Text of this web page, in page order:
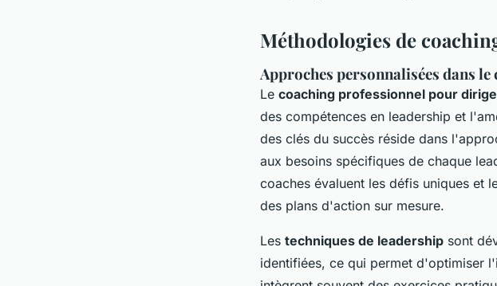
Méthodologies de
Approches personnalisées dans le
Le coaching professionnel pour
des compétences en leadership et
des clés du succès réside dans
aux besoins spécifiques de chaque
coaches évaluent les défis uniques et
des plans d'action sur mesure.
Les techniques de leadership sont
identifiées, ce qui permet d'optimiser